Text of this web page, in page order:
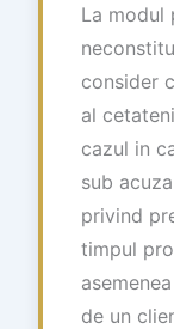
La modul
consider
al
cazul in
sub
privind
timpul
de un